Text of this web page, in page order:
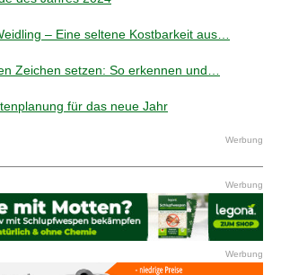
– Eine seltene Kostbarkeit aus…
Zeichen setzen: So erkennen und…
für das neue Jahr
Werbung
Werbung
Werbung